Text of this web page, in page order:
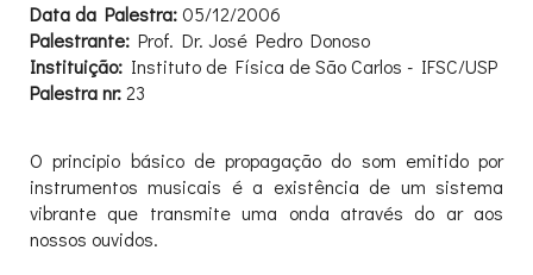
Data da Palestra:05/12/2006
Palestrante: Prof. Dr. José Pedro Donoso
Instituição: Instituto de Física de São Carlos - IFSC/USP
Palestra nr:23
O principio básico de propagação do som emitido por
instrumentos musicais é a existência de um sistema
vibrante que transmite uma onda através do ar aos
nossos ouvidos.